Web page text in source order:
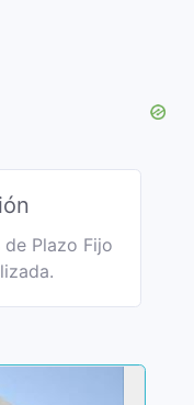
Plazo Fijo